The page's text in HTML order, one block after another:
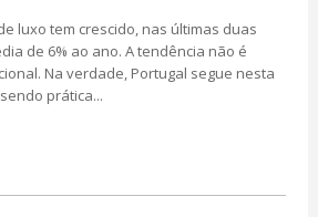
luxo tem crescido, nas últimas duas
de 6% ao ano. A tendência não é
Na verdade, Portugal segue nesta
prática...